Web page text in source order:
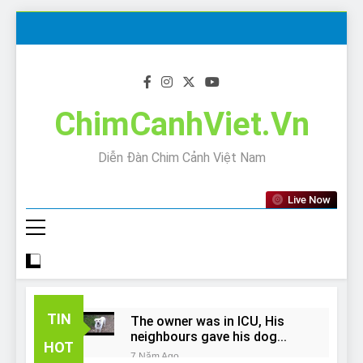
ChimCanhViet.Vn
Diễn Đàn Chim Cảnh Việt Nam
Live Now
TIN
HOT
The owner was in ICU, His
neighbours gave his dog
away!
7 Năm Ago